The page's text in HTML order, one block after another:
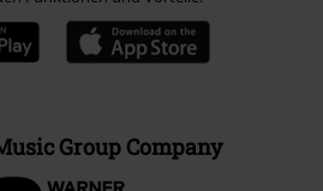
Group Company